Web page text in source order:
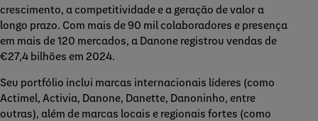
crescimento, a competitividade e a geração de valor a
longo prazo. Com mais de 90 mil colaboradores e presença
em mais de 120 mercados, a Danone registrou vendas de
€27,4 bilhões em 2024.
Seu portfólio inclui marcas internacionais líderes (como
Actimel, Activia, Danone, Danette, Danoninho, entre
outras), além de marcas locais e regionais fortes (como